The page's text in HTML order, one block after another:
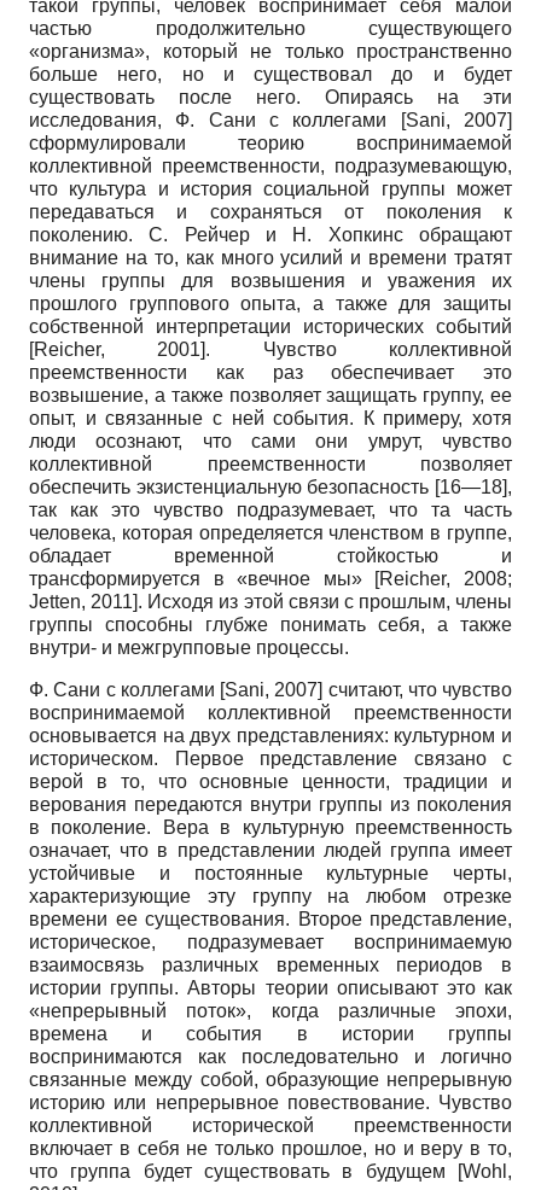
такой группы, человек воспринимает себя малой
частью продолжительно существующего
«организма», который не только пространственно
больше него, но и существовал до и будет
существовать после него. Опираясь на эти
исследования, Ф. Сани с коллегами
[Sani, 2007]
сформулировали теорию воспринимаемой
коллективной преемственности, подразумевающую,
что культура и история социальной группы может
передаваться и сохраняться от поколения к
поколению. С. Рейчер и Н. Хопкинс обращают
внимание на то, как много усилий и времени тратят
члены группы для возвышения и уважения их
прошлого группового опыта, а также для защиты
собственной интерпретации исторических событий
[Reicher, 2001]. Чувство коллективной
преемственности как раз обеспечивает это
возвышение, а также позволяет защищать группу, ее
опыт, и связанные с ней события. К примеру, хотя
люди осознают, что сами они умрут, чувство
коллективной преемственности позволяет
обеспечить экзистенциальную безопасность [16—18],
так как это чувство подразумевает, что та часть
человека, которая определяется членством в группе,
обладает временной стойкостью и
трансформируется в «вечное мы» [Reicher, 2008;
Jetten, 2011]. Исходя из этой связи с прошлым, члены
группы способны глубже понимать себя, а также
внутри- и межгрупповые процессы.
Ф. Сани с коллегами [Sani, 2007] считают, что чувство
воспринимаемой коллективной преемственности
основывается на двух представлениях: культурном и
историческом. Первое представление связано с
верой в то, что основные ценности, традиции и
верования передаются внутри группы из поколения
в поколение. Вера в культурную преемственность
означает, что в представлении людей группа имеет
устойчивые и постоянные культурные черты,
характеризующие эту группу на любом отрезке
времени ее существования. Второе представление,
историческое, подразумевает воспринимаемую
взаимосвязь различных временных периодов в
истории группы. Авторы теории описывают это как
«непрерывный поток», когда различные эпохи,
времена и события в истории группы
воспринимаются как последовательно и логично
связанные между собой, образующие непрерывную
историю или непрерывное повествование. Чувство
коллективной исторической преемственности
включает в себя не только прошлое, но и веру в то,
что группа будет существовать в будущем
[Wohl,